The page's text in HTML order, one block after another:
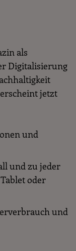
als
Digitalisierung
jetzt
und
und zu jeder
oder
und